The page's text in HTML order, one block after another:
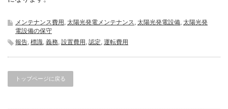
メンテナンス費用 , 太陽光発電メンテナンス, 太陽光発電設備, 太陽光発
電設備の保守
報告, 標識, 義務, 設置費用 , 認定, 運転費用
トップページに戻る